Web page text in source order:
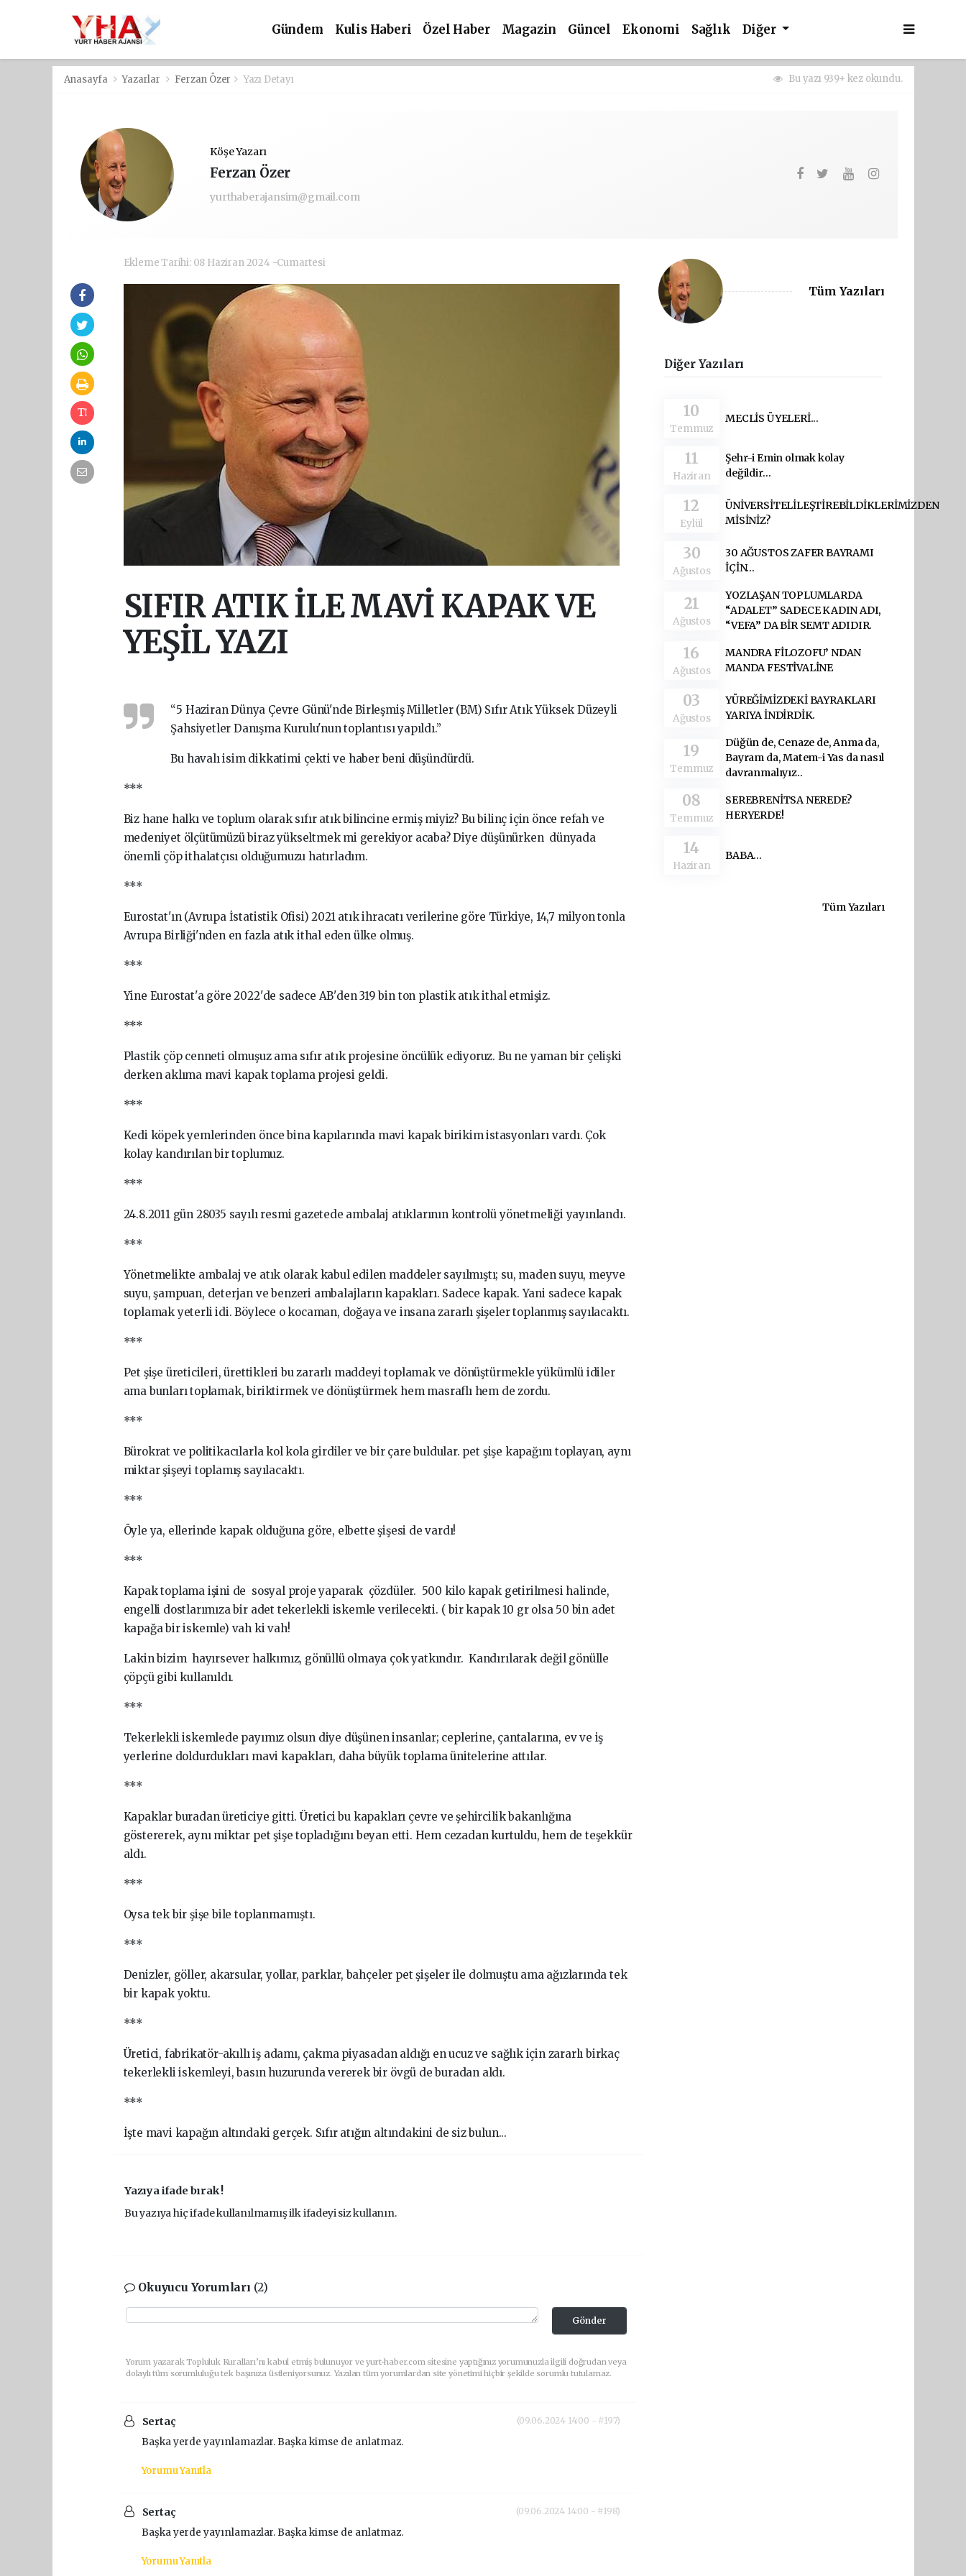
Gündem Kulis Haberi Özel Haber Magazin Güncel Ekonomi Sağlık Diğer
Anasayfa Yazarlar Ferzan Özer Yazı Detayı Bu yazı 939+ kez okundu.
Köşe Yazarı
Ferzan Özer
yurthaberajansim@gmail.com
Ekleme Tarihi: 08 Haziran 2024 -Cumartesi
SIFIR ATIK İLE MAVİ KAPAK VE
YEŞİL YAZI
“5 Haziran Dünya Çevre Günü'nde Birleşmiş Milletler (BM) Sıfır Atık Yüksek Düzeyli
Şahsiyetler Danışma Kurulu'nun toplantısı yapıldı.”
Bu havalı isim dikkatimi çekti ve haber beni düşündürdü.
***
Biz hane halkı ve toplum olarak sıfır atık bilincine ermiş miyiz? Bu bilinç için önce refah ve
medeniyet ölçütümüzü biraz yükseltmek mi gerekiyor acaba? Diye düşünürken dünyada
önemli çöp ithalatçısı olduğumuzu hatırladım.
***
Eurostat'ın (Avrupa İstatistik Ofisi) 2021 atık ihracatı verilerine göre Türkiye, 14,7 milyon tonla
Avrupa Birliği'nden en fazla atık ithal eden ülke olmuş.
***
Yine Eurostat'a göre 2022'de sadece AB'den 319 bin ton plastik atık ithal etmişiz.
***
Plastik çöp cenneti olmuşuz ama sıfır atık projesine öncülük ediyoruz. Bu ne yaman bir çelişki
derken aklıma mavi kapak toplama projesi geldi.
***
Kedi köpek yemlerinden önce bina kapılarında mavi kapak birikim istasyonları vardı. Çok
kolay kandırılan bir toplumuz.
***
24.8.2011 gün 28035 sayılı resmi gazetede ambalaj atıklarının kontrolü yönetmeliği yayınlandı.
***
Yönetmelikte ambalaj ve atık olarak kabul edilen maddeler sayılmıştı; su, maden suyu, meyve
suyu, şampuan, deterjan ve benzeri ambalajların kapakları. Sadece kapak. Yani sadece kapak
toplamak yeterli idi. Böylece o kocaman, doğaya ve insana zararlı şişeler toplanmış sayılacaktı.
***
Pet şişe üreticileri, ürettikleri bu zararlı maddeyi toplamak ve dönüştürmekle yükümlü idiler
ama bunları toplamak, biriktirmek ve dönüştürmek hem masraflı hem de zordu.
***
Bürokrat ve politikacılarla kol kola girdiler ve bir çare buldular. pet şişe kapağını toplayan, aynı
miktar şişeyi toplamış sayılacaktı.
***
Öyle ya, ellerinde kapak olduğuna göre, elbette şişesi de vardı!
***
Kapak toplama işini de sosyal proje yaparak çözdüler. 500 kilo kapak getirilmesi halinde,
engelli dostlarımıza bir adet tekerlekli iskemle verilecekti. ( bir kapak 10 gr olsa 50 bin adet
kapağa bir iskemle) vah ki vah!
Lakin bizim hayırsever halkımız, gönüllü olmaya çok yatkındır. Kandırılarak değil gönülle
çöpçü gibi kullanıldı.
***
Tekerlekli iskemlede payımız olsun diye düşünen insanlar; ceplerine, çantalarına, ev ve iş
yerlerine doldurdukları mavi kapakları, daha büyük toplama ünitelerine attılar.
***
Kapaklar buradan üreticiye gitti. Üretici bu kapakları çevre ve şehircilik bakanlığına
göstererek, aynı miktar pet şişe topladığını beyan etti. Hem cezadan kurtuldu, hem de teşekkür
aldı.
***
Oysa tek bir şişe bile toplanmamıştı.
***
Denizler, göller, akarsular, yollar, parklar, bahçeler pet şişeler ile dolmuştu ama ağızlarında tek
bir kapak yoktu.
***
Üretici, fabrikatör-akıllı iş adamı, çakma piyasadan aldığı en ucuz ve sağlık için zararlı birkaç
tekerlekli iskemleyi, basın huzurunda vererek bir övgü de buradan aldı.
***
İşte mavi kapağın altındaki gerçek. Sıfır atığın altındakini de siz bulun...
Yazıya ifade bırak !
Bu yazıya hiç ifade kullanılmamış ilk ifadeyi siz kullanın.
Okuyucu Yorumları (2)
Gönder
Yorum yazarak Topluluk Kuralları’nı kabul etmiş bulunuyor ve yurt-haber.com sitesine yaptığınız yorumunuzla ilgili doğrudan veya
dolaylı tüm sorumluluğu tek başınıza üstleniyorsunuz. Yazılan tüm yorumlardan site yönetimi hiçbir şekilde sorumlu tutulamaz.
Sertaç (09.06.2024 14:00 - #197)
Başka yerde yayınlamazlar. Başka kimse de anlatmaz.
Yorumu Yanıtla
Sertaç (09.06.2024 14:00 - #198)
Başka yerde yayınlamazlar. Başka kimse de anlatmaz.
Yorumu Yanıtla
Tüm Yazıları
Diğer Yazıları
10
Temmuz
MECLİS ÜYELERİ...
11
Haziran
Şehr-i Emin olmak kolay
değildir…
12
Eylül
ÜNİVERSİTELİLEŞTİREBİLDİKLERİMİZDEN
MİSİNİZ?
30
Ağustos
30 AĞUSTOS ZAFER BAYRAMI
İÇİN…
21
Ağustos
YOZLAŞAN TOPLUMLARDA
“ADALET” SADECE KADIN ADI,
“VEFA” DA BİR SEMT ADIDIR.
16
Ağustos
MANDRA FİLOZOFU’ NDAN
MANDA FESTİVALİNE
03
Ağustos
YÜREĞİMİZDEKİ BAYRAKLARI
YARIYA İNDİRDİK.
19
Temmuz
Düğün de, Cenaze de, Anma da,
Bayram da, Matem-i Yas da nasıl
davranmalıyız..
08
Temmuz
SEREBRENİTSA NEREDE?
HERYERDE!
14
Haziran
BABA...
Tüm Yazıları